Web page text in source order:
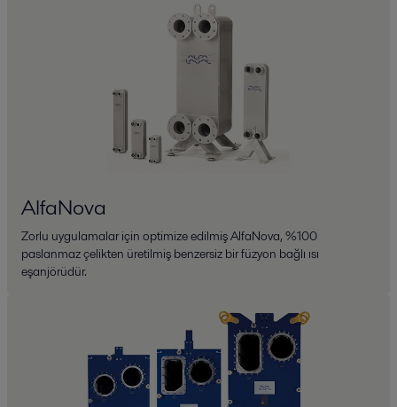
AlfaNova
Zorlu uygulamalar için optimize edilmiş AlfaNova, %100
paslanmaz çelikten üretilmiş benzersiz bir füzyon bağlı ısı
eşanjörüdür.